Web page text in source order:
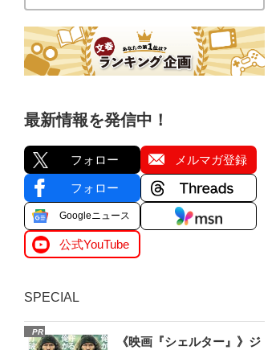
最新情報を発信中！
フォロー メルマガ登録
フォロー
Googleニュース
公式YouTube
SPECIAL
PR
《映画『シェルター』》ジ